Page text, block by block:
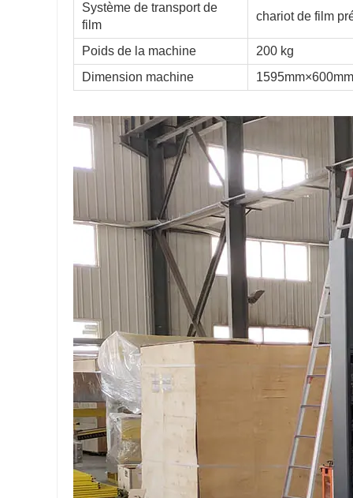
Système de transport de
film
chariot de film
Poids de la machine
200 kg
Dimension machine